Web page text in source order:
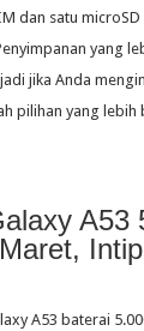
dan satu
yang
jika Anda
pilihan yang lebih
A53
A53 baterai